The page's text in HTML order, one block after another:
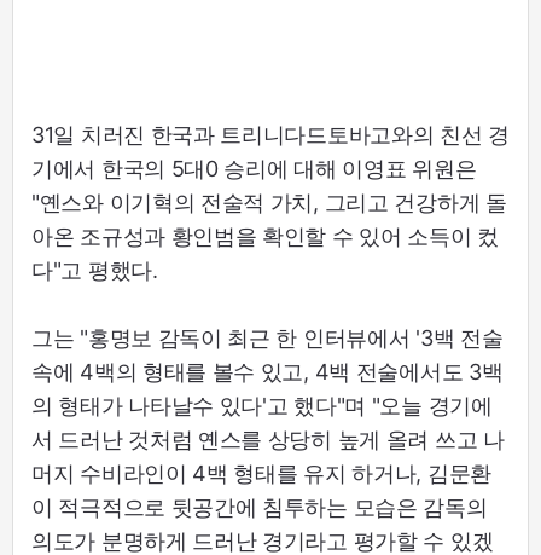
31일 치러진 한국과 트리니다드토바고와의 친선 경
기에서 한국의 5대0 승리에 대해 이영표 위원은
"옌스와 이기혁의 전술적 가치, 그리고 건강하게 돌
아온 조규성과 황인범을 확인할 수 있어 소득이 컸
다"고 평했다.
그는 "홍명보 감독이 최근 한 인터뷰에서 '3백 전술
속에 4백의 형태를 볼수 있고, 4백 전술에서도 3백
의 형태가 나타날수 있다'고 했다"며 "오늘 경기에
서 드러난 것처럼 옌스를 상당히 높게 올려 쓰고 나
머지 수비라인이 4백 형태를 유지 하거나, 김문환
이 적극적으로 뒷공간에 침투하는 모습은 감독의
의도가 분명하게 드러난 경기라고 평가할 수 있겠